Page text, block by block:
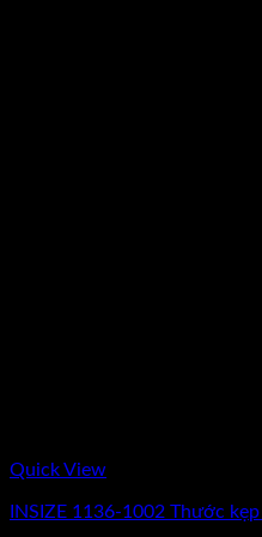
Quick View
INSIZE 1136-1002 Thước